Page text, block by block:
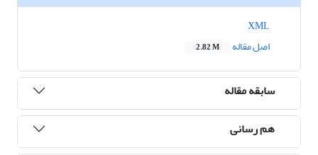
اصل مقاله
2.82 M
سابقه مقاله
هم رسانی